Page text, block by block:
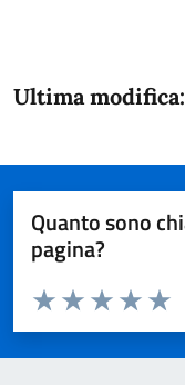
Ultima modifica:
Quanto sono
pagina?
Domanda
Valuta da 1 a 5 stelle la
Valuta
Valuta 3
Valuta 2 stelle
Valuta 1 stelle su 5